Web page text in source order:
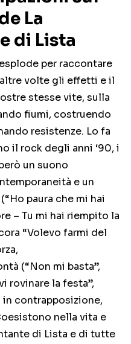
La
di Lista
per raccontare
volte gli effetti e il
stesse vite, sulla
fiumi, costruendo
resistenze. Lo fa
il rock degli anni ‘90, i
un suono
e un
paura che mi hai
– Tu mi hai riempito la
“Volevo farmi del
(“Non mi basta”,
rovinare la festa”,
in contrapposizione,
nella vita e
di Lista e di tutte